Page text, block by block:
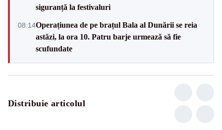
siguranță la festivaluri
08:14Operațiunea de pe brațul Bala al Dunării se reia
astăzi, la ora 10. Patru barje urmează să fie
scufundate
Distribuie articolul